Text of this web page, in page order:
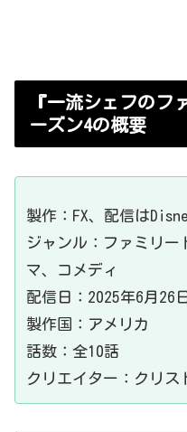
『一流シェフのフ
ーズン4の概要
製作：FX、配信は
ジャンル：ファミリー
マ、コメディ
配信日：2025年6月26
製作国：アメリカ
話数：全10話
クリエイター：クリス